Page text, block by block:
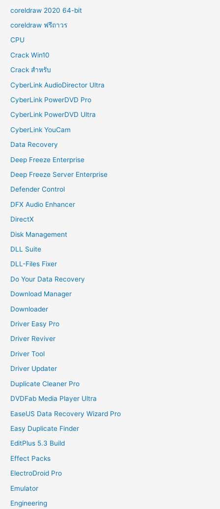
coreldraw 2020 64-bit
coreldraw ฟรีถาวร
CPU
Crack Win10
Crack สำหรับ
CyberLink AudioDirector Ultra
CyberLink PowerDVD Pro
CyberLink PowerDVD Ultra
CyberLink YouCam
Data Recovery
Deep Freeze Enterprise
Deep Freeze Server Enterprise
Defender Control
DFX Audio Enhancer
DirectX
Disk Management
DLL Suite
DLL-Files Fixer
Do Your Data Recovery
Download Manager
Downloader
Driver Easy Pro
Driver Reviver
Driver Tool
Driver Updater
Duplicate Cleaner Pro
DVDFab Media Player Ultra
EaseUS Data Recovery Wizard Pro
Easy Duplicate Finder
EditPlus 5.3 Build
Effect Packs
ElectroDroid Pro
Emulator
Engineering